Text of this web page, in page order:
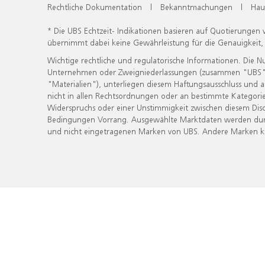
Rechtliche Dokumentation | Bekanntmachungen |
* Die UBS Echtzeit- Indikationen basieren auf
übernimmt dabei keine Gewährleistung für die
Wichtige rechtliche und regulatorische Informationen. Die
Unternehmen oder Zweigniederlassungen (zusammen
"Materialien"), unterliegen diesem Haftungsausschluss
nicht in allen Rechtsordnungen oder an bestimmte
Widerspruchs oder einer Unstimmigkeit zwischen diesem
Bedingungen Vorrang. Ausgewählte Marktdaten werden
und nicht eingetragenen Marken von UBS. Andere Marken